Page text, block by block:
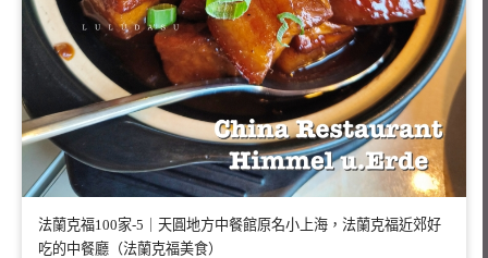
法蘭克福100家-5｜天圓地方中餐館原名小上海，法蘭克福近郊好
吃的中餐廳（法蘭克福美食）